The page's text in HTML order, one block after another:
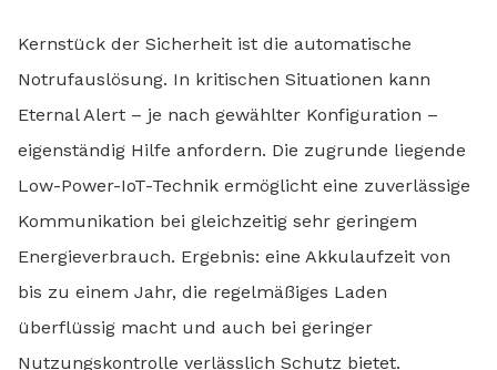
Kernstück der Sicherheit ist die automatische
Notrufauslösung. In kritischen Situationen kann
Eternal Alert – je nach gewählter Konfiguration –
eigenständig Hilfe anfordern. Die zugrunde liegende
Low-Power-IoT-Technik ermöglicht eine zuverlässige
Kommunikation bei gleichzeitig sehr geringem
Energieverbrauch. Ergebnis: eine Akkulaufzeit von
bis zu einem Jahr, die regelmäßiges Laden
überflüssig macht und auch bei geringer
Nutzungskontrolle verlässlich Schutz bietet.